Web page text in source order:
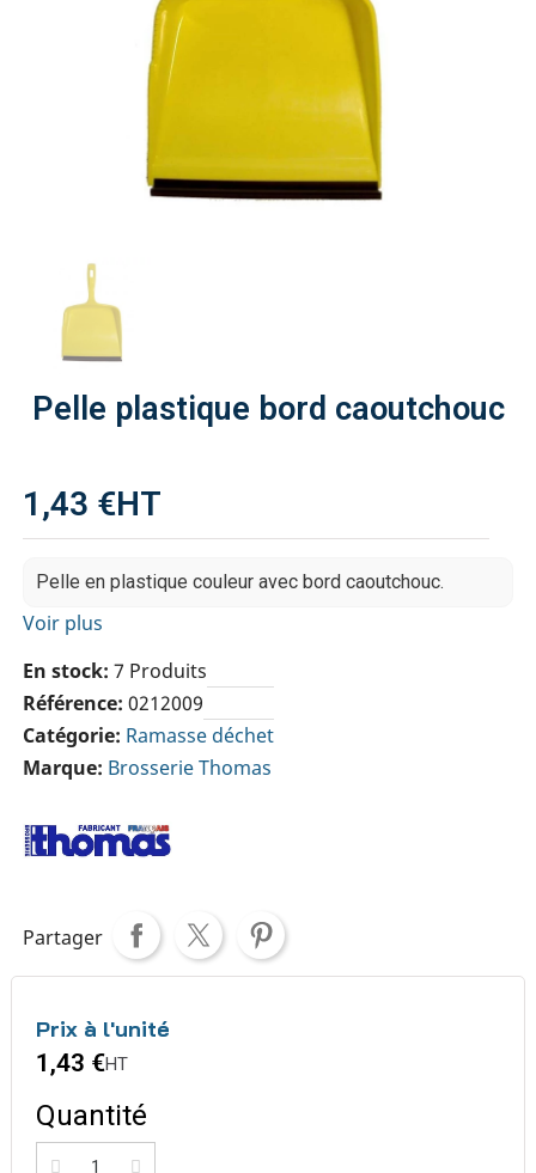
Pelle plastique bord caoutchouc
1,43 €HT
Pelle en plastique couleur avec bord caoutchouc.
Voir plus
En stock 7 Produits
Référence 0212009
Catégorie Ramasse déchet
Marque Brosserie Thomas
Partager
Prix à l'unité
1,43 €HT
Quantité